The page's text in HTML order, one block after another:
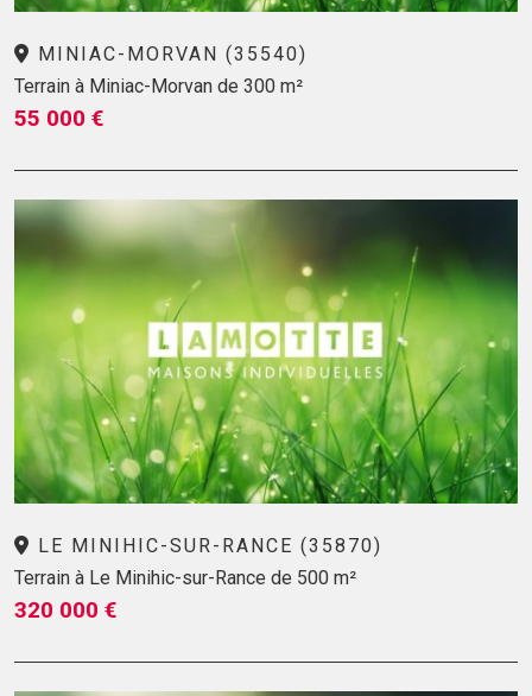
MINIAC-MORVAN (35540)
Terrain à Miniac-Morvan de 300 m²
55 000 €
LE MINIHIC-SUR-RANCE (35870)
Terrain à Le Minihic-sur-Rance de 500 m²
320 000 €